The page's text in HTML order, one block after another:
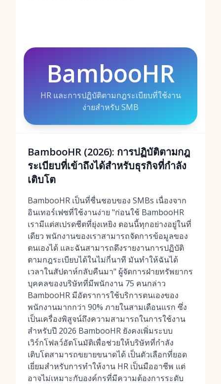
BambooHR
HR และการปฏิบัติตามกฎระเบียบที่ใช้งาน
ง่ายสำหรับ SMB
BambooHR (2026): การปฏิบัติตามกฎ
ระเบียบที่เข้าถึงได้สำหรับธุรกิจที่กำลัง
เติบโต
BambooHR เป็นที่ชื่นชอบของ SMBs เนื่องจาก
อินเทอร์เฟซที่ใช้งานง่าย "ก่อนใช้ BambooHR
เรามีแต่สเปรดชีตที่ยุ่งเหยิง ตอนนี้ทุกอย่างอยู่ในที่
เดียว พนักงานของเราสามารถจัดการข้อมูลของ
ตนเองได้ และฉันสามารถดึงรายงานการปฏิบัติ
ตามกฎระเบียบได้ในไม่กี่นาที มันทำให้ฉันได้
เวลาในสัปดาห์กลับคืนมา" ผู้จัดการฝ่ายทรัพยากร
บุคคลของบริษัทที่มีพนักงาน 75 คนกล่าว
BambooHR มีอัตราการใช้บริการตนเองของ
พนักงานมากกว่า 90% ภายในสามเดือนแรก ซึ่ง
เป็นเครื่องพิสูจน์ถึงความสามารถในการใช้งาน
สำหรับปี 2026 BambooHR ยังคงเพิ่มระบบ
เวิร์กโฟลว์อัตโนมัติเพื่อช่วยให้บริษัทที่กำลัง
เติบโตสามารถขยายขนาดได้ เป็นตัวเลือกที่ยอด
เยี่ยมสำหรับการทำให้งาน HR เป็นมืออาชีพ แต่
อาจไม่เหมาะกับองค์กรที่มีความต้องการระดับ